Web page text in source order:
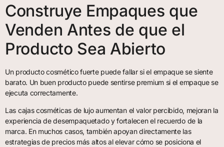
Construye Empaques que
Venden Antes de que el
Producto Sea Abierto
Un producto cosmético fuerte puede fallar si el empaque se siente
barato. Un buen producto puede sentirse premium si el empaque se
ejecuta correctamente.
Las cajas cosméticas de lujo aumentan el valor percibido, mejoran la
experiencia de desempaquetado y fortalecen el recuerdo de la
marca. En muchos casos, también apoyan directamente las
estrategias de precios más altos al elevar cómo se posiciona el